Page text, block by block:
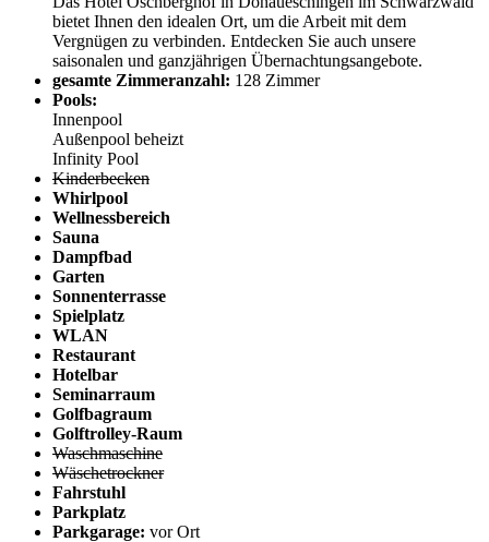
bietet Ihnen den idealen Ort, um die Arbeit mit dem
Vergnügen zu verbinden. Entdecken Sie auch unsere
saisonalen und ganzjährigen Übernachtungsangebote.
gesamte Zimmeranzahl: 128 Zimmer
Pools:
Innenpool
Außenpool beheizt
Infinity Pool
Kinderbecken
Whirlpool
Wellnessbereich
Sauna
Dampfbad
Garten
Sonnenterrasse
Spielplatz
WLAN
Restaurant
Hotelbar
Seminarraum
Golfbagraum
Golftrolley-Raum
Waschmaschine
Wäschetrockner
Fahrstuhl
Parkplatz
Parkgarage: vor Ort